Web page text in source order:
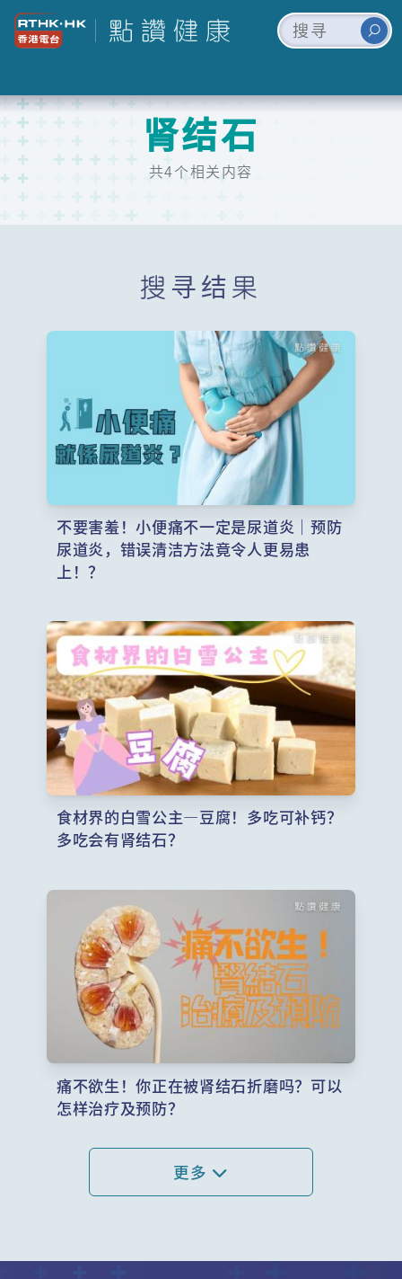
肾结石
共4个相关内容
搜寻结果
不要害羞！小便痛不一定是尿道炎｜预防
尿道炎，错误清洁方法竟令人更易患
上！？
食材界的白雪公主—豆腐！多吃可补钙？
多吃会有肾结石？
痛不欲生！你正在被肾结石折磨吗？可以
怎样治疗及预防？
更多